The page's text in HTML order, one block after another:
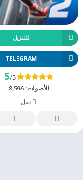
للتنزيل
TELEGRAM
5/5
الأصوات:8,596
نقل